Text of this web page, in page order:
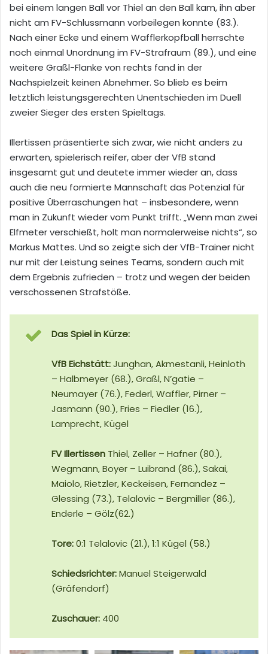
bei einem langen Ball vor Thiel an den Ball kam, ihn aber
nicht am FV-Schlussmann vorbeilegen konnte (83.).
Nach einer Ecke und einem Wafflerkopfball herrschte
noch einmal Unordnung im FV-Strafraum (89.), und eine
weitere Graßl-Flanke von rechts fand in der
Nachspielzeit keinen Abnehmer. So blieb es beim
letztlich leistungsgerechten Unentschieden im Duell
zweier Sieger des ersten Spieltags.
Illertissen präsentierte sich zwar, wie nicht anders zu
erwarten, spielerisch reifer, aber der VfB stand
insgesamt gut und deutete immer wieder an, dass
auch die neu formierte Mannschaft das Potenzial für
positive Überraschungen hat – insbesondere, wenn
man in Zukunft wieder vom Punkt trifft. „Wenn man zwei
Elfmeter verschießt, holt man normalerweise nichts“, so
Markus Mattes. Und so zeigte sich der VfB-Trainer nicht
nur mit der Leistung seines Teams, sondern auch mit
dem Ergebnis zufrieden – trotz und wegen der beiden
verschossenen Strafstöße.
Das Spiel in Kürze:
VfB Eichstätt:Junghan, Akmestanli, Heinloth
– Halbmeyer (68.), Graßl, N’gatie –
Neumayer (76.), Federl, Waffler, Pirner –
Jasmann (90.), Fries – Fiedler (16.),
Lamprecht, Kügel
FV Illertissen Thiel, Zeller – Hafner (80.),
Wegmann, Boyer – Luibrand (86.), Sakai,
Maiolo, Rietzler, Keckeisen, Fernandez –
Glessing (73.), Telalovic – Bergmiller (86.),
Enderle – Gölz(62.)
Tore:0:1 Telalovic (21.), 1:1 Kügel (58.)
Schiedsrichter:Manuel Steigerwald
(Gräfendorf)
Zuschauer: 400